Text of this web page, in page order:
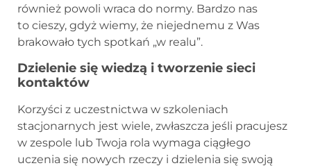
również powoli wraca do normy. Bardzo nas
to cieszy, gdyż wiemy, że niejednemu z Was
brakowało tych spotkań „w realu”.
Dzielenie się wiedzą i tworzenie sieci
kontaktów
Korzyści z uczestnictwa w szkoleniach
stacjonarnych jest wiele, zwłaszcza jeśli pracujesz
w zespole lub Twoja rola wymaga ciągłego
uczenia się nowych rzeczy i dzielenia się swoją